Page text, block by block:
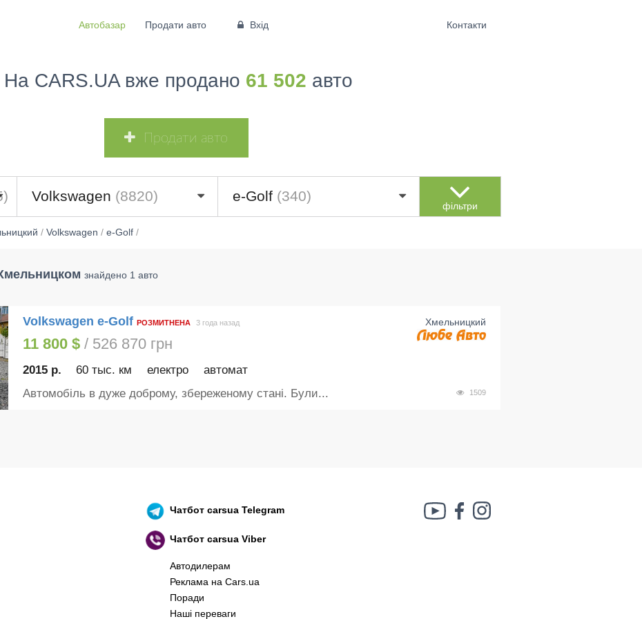
Автобазар Продати авто Вхід Контакти
На CARS.UA вже продано 61 502 авто
Продати авто
Volkswagen (8820) e-Golf (340)
фільтри
/ Volkswagen / e-Golf/
знайдено 1 авто
Volkswagen e-Golf РОЗМИТНЕНА Хмельницкий
3 года назад
11 800 $/ 526 870 грн
2015 р. 60 тыс. км електро автомат
1509
Автомобіль в дуже доброму, збереженому стані. Були...
Чатботcarsua Telegram
Чатботcarsua Viber
Автодилерам
Реклама на Cars.ua
Поради
Наші переваги